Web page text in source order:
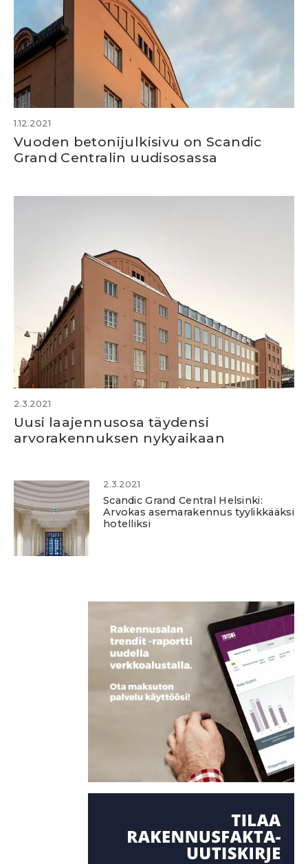
1.12.2021
Vuoden betonijulkisivu on Scandic
Grand Centralin uudisosassa
2.3.2021
Uusi laajennusosa täydensi
arvorakennuksen nykyaikaan
2.3.2021
Scandic Grand Central Helsinki:
Arvokas asemarakennus tyylikkääksi
hotelliksi